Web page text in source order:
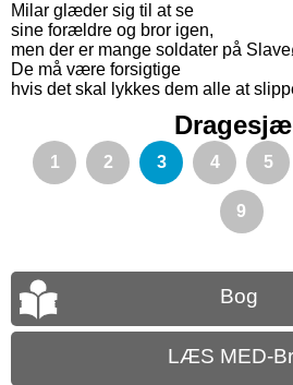
Milar glæder sig til at se
sine forældre og bror igen,
men der er mange soldater på
De må være forsigtige
hvis det skal lykkes dem alle at
1 2 3 4 5
9
Bog
LÆS MED-